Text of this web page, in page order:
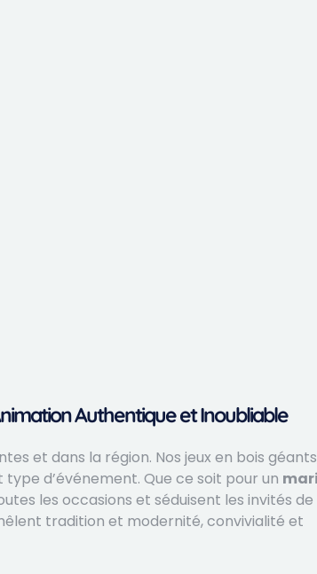
Authentique et Inoubliable
et dans la région. Nos jeux en bois
d’événement. Que ce soit pour un
les occasions et séduisent les invités de
tradition et modernité, convivialité et